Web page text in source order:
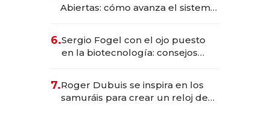
Abiertas: cómo avanza el sistema
6.Sergio Fogel con el ojo puesto
en la biotecnología: consejos
rol de la IA
7.Roger Dubuis se inspira en los
samuráis para crear un reloj de